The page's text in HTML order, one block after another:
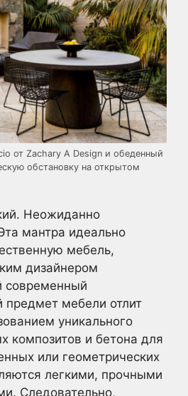
от Zachary A Design и обеденный
обстановку на открытом
Неожиданно
мантра идеально
мебель,
дизайнером
современный
мебели отлит
уникального
композитов и бетона для
или геометрических
легкими, прочными
Следовательно,